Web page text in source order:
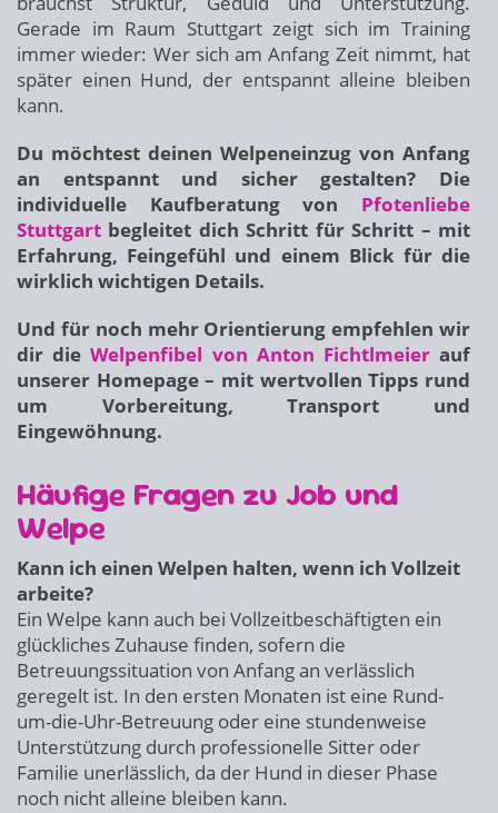
Gerade im Raum Stuttgart zeigt sich im Training
immer wieder: Wer sich am Anfang Zeit nimmt, hat
später einen Hund, der entspannt alleine bleiben
kann.
Du möchtest deinen Welpeneinzug von Anfang
an entspannt und sicher gestalten? Die
individuelle Kaufberatung von Pfotenliebe
Stuttgart begleitet dich Schritt für Schritt – mit
Erfahrung, Feingefühl und einem Blick für die
wirklich wichtigen Details.
Und für noch mehr Orientierung empfehlen wir
dir dieWelpenfibel von Anton Fichtlmeierauf
unserer Homepage – mit wertvollen Tipps rund
um Vorbereitung, Transport und
Eingewöhnung.
Häufige Fragen zu Job und
Welpe
Kann ich einen Welpen halten, wenn ich Vollzeit
arbeite?
Ein Welpe kann auch bei Vollzeitbeschäftigten ein
glückliches Zuhause finden, sofern die
Betreuungssituation von Anfang an verlässlich
geregelt ist. In den ersten Monaten ist eine Rund-
um-die-Uhr-Betreuung oder eine stundenweise
Unterstützung durch professionelle Sitter oder
Familie unerlässlich, da der Hund in dieser Phase
noch nicht alleine bleiben kann.